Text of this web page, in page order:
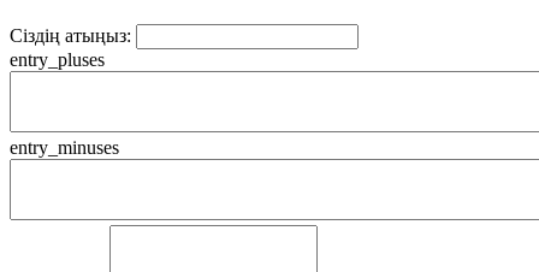
Сіздің атыңыз:
entry_pluses
entry_minuses